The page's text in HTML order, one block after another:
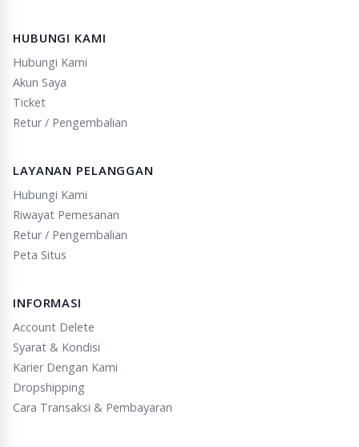
HUBUNGI KAMI
Hubungi Kami
Akun Saya
Ticket
Retur / Pengembalian
LAYANAN PELANGGAN
Hubungi Kami
Riwayat Pemesanan
Retur / Pengembalian
Peta Situs
INFORMASI
Account Delete
Syarat & Kondisi
Karier Dengan Kami
Dropshipping
Cara Transaksi & Pembayaran